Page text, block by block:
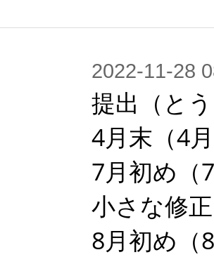
2022-11-28
提出（と
4月末（4
7月初め（
小さな修
8月初め（